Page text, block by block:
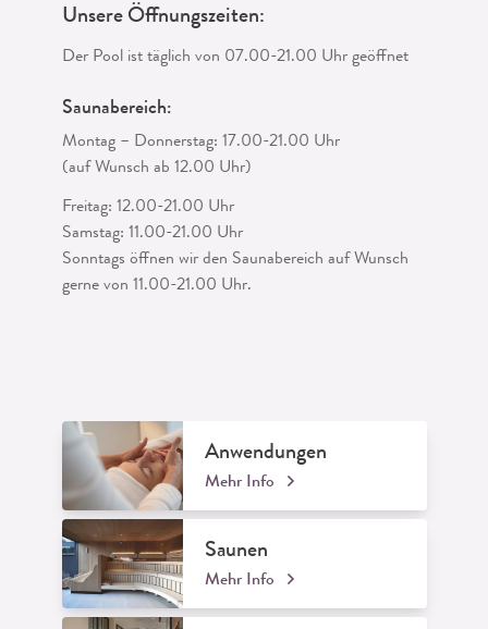
Unsere Öffnungszeiten:
Der Pool ist täglich von 07.00-21.00 Uhr geöffnet
Saunabereich:
Montag – Donnerstag: 17.00-21.00 Uhr
(auf Wunsch ab 12.00 Uhr)
Freitag: 12.00-21.00 Uhr
Samstag: 11.00-21.00 Uhr
Sonntags öffnen wir den Saunabereich auf Wunsch
gerne von 11.00-21.00 Uhr.
Anwendungen
Mehr Info
Saunen
Mehr Info